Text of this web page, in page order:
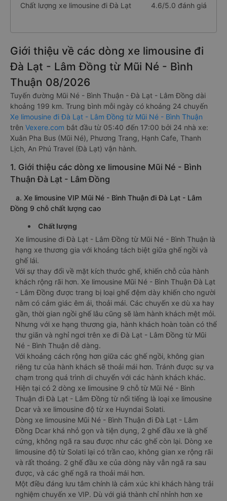
Chất lượng xe limousine đi Đà Lạt 4.6/5.0 đánh giá
Giới thiệu về các dòng xe limousine đi
Đà Lạt - Lâm Đồng từ Mũi Né - Bình
Thuận 08/2026
Tuyến đường Mũi Né - Bình Thuận - Đà Lạt - Lâm Đồng dài
khoảng 199 km. Trung bình mỗi ngày có khoảng 24 chuyến
Xe limousine đi Đà Lạt - Lâm Đồng từ Mũi Né - Bình Thuận
trên Vexere.com bắt đầu từ 05:40 đến 17:00 bởi 24 nhà xe:
Xuân Pha Bus (Mũi Né), Phương Trang, Hạnh Cafe, Thanh
Lịch, An Phú Travel (Đà Lạt) vận hành.
1. Giới thiệu các dòng xe limousine Mũi Né - Bình
Thuận Đà Lạt - Lâm Đồng
a. Xe limousine VIP Mũi Né - Bình Thuận đi Đà Lạt - Lâm
Đồng 9 chỗ chất lượng cao
Chất lượng
Xe limousine đi Đà Lạt - Lâm Đồng từ Mũi Né - Bình Thuận là
hạng xe thương gia với khoảng tách biệt giữa ghế ngồi và
ghế lái.
Với sự thay đổi về mặt kích thước ghế, khiến chỗ của hành
khách rộng rãi hơn. Xe limousine Mũi Né - Bình Thuận Đà Lạt
- Lâm Đồng được trang bị loại ghế đệm dày khiến cho người
nằm có cảm giác êm ái, thoải mái. Các chuyến xe dù xa hay
gần, thời gian ngồi ghế lâu cũng sẽ làm hành khách mệt mỏi.
Nhưng với xe hạng thương gia, hành khách hoàn toàn có thể
thư giãn và nghỉ ngơi trên xe đi Đà Lạt - Lâm Đồng từ Mũi
Né - Bình Thuận dễ dàng.
Với khoảng cách rộng hơn giữa các ghế ngồi, không gian
riêng tư của hành khách sẽ thoải mái hơn. Tránh được sự va
chạm trong quá trình di chuyển với các hành khách khác.
Hiện tại có 2 dòng xe limousine 9 chỗ từ Mũi Né - Bình
Thuận đi Đà Lạt - Lâm Đồng từ nổi tiếng là loại xe limousine
Dcar và xe limousine độ từ xe Huyndai Solati.
Dòng xe limousine Mũi Né - Bình Thuận đi Đà Lạt - Lâm
Đồng Dcar khá nhỏ gọn và tiện dụng, 2 ghế đầu xe là ghế
cứng, không ngã ra sau được như các ghế còn lại. Dòng xe
limousine độ từ Solati lại có trần cao, không gian xe rộng rãi
và rất thoáng. 2 ghế đầu xe của dòng này vẫn ngã ra sau
được, và các ghế ngã ra thoải mái hơn.
Một điều đáng lưu tâm chính là cảm xúc khi khách hàng trải
nghiệm chuyến xe VIP. Dù với giá thành chỉ nhỉnh hơn xe